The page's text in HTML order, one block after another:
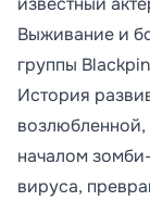
Выживание и
группы
История
началом
вируса,